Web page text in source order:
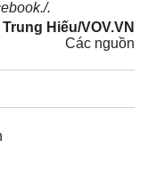
.
Trung Hiếu/VOV.VN
Các nguồn